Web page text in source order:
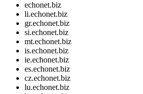
echonet.biz
li.echonet.biz
gr.echonet.biz
si.echonet.biz
mt.echonet.biz
is.echonet.biz
ie.echonet.biz
es.echonet.biz
cz.echonet.biz
lu.echonet.biz